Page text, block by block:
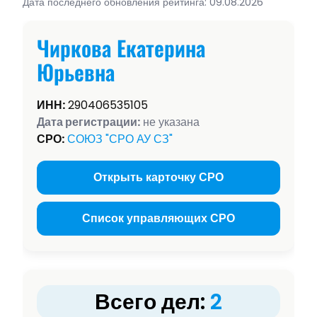
Чиркова Екатерина
Юрьевна
ИНН:290406535105
Дата регистрации: не указана
СРО:СОЮЗ "СРО АУ СЗ"
Открыть карточку СРО
Список управляющих СРО
Всего дел: 2